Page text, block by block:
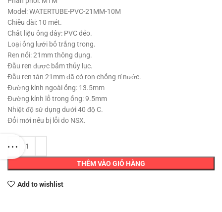
Model: WATERTUBE-PVC-21MM-10M
Chiều dài: 10 mét.
Chất liệu ống dây: PVC dẻo.
Loại ống lưới bố trắng trong.
Ren nối: 21mm thông dụng.
Đầu ren được bấm thủy lục.
Đầu ren tán 21mm đã có ron chống rỉ nước.
Đường kính ngoài ống: 13.5mm
Đường kính lổ trong ống: 9.5mm
Nhiệt độ sử dụng dưới 40 độ C.
Đổi mới nếu bị lổi do NSX.
THÊM VÀO GIỎ HÀNG
Add to wishlist